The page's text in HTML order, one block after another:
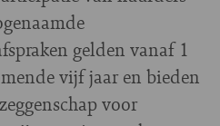
gelden vanaf 1
vijf jaar en bieden
voor